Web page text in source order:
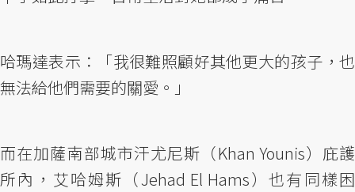
哈瑪達表示：「我很難照顧好其他更大的孩子，也
無法給他們需要的關愛。」
而在加薩南部城市汗尤尼斯（Khan Younis）庇護
所內，艾哈姆斯（Jehad El Hams）也有同樣困